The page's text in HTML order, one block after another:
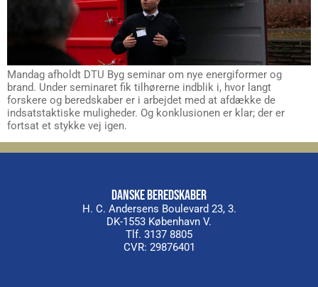
Mandag afholdt DTU Byg seminar om nye energiformer og
brand. Under seminaret fik tilhørerne indblik i, hvor langt
forskere og beredskaber er i arbejdet med at afdække de
indsatstaktiske muligheder. Og konklusionen er klar; der er
fortsat et stykke vej igen.
DANSKE BEREDSKABER
H. C. Andersens Boulevard 23, 3.
DK-1553 København V.
Tlf. 3137 8805
CVR: 29876401